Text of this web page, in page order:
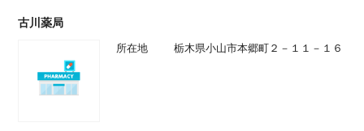
古川薬局
所在地 栃木県小山市本郷町２－１１－１６